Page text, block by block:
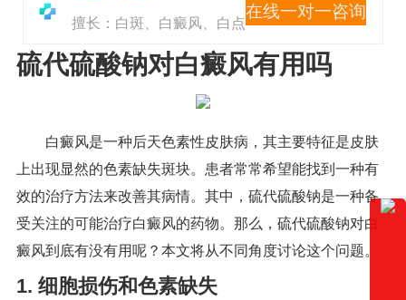
擅长：白斑、白癜风、白点
在线一对一咨询
硫代硫酸钠对白癜风有用吗
白癜风是一种后天色素性皮肤病，其主要特征是皮肤
上出现显然的色素缺失斑块。患者常常希望能找到一种有
效的治疗方法来改善其病情。其中，硫代硫酸钠是一种备
受关注的可能治疗白癜风的药物。那么，硫代硫酸钠对白
癜风到底有没有用呢？本文将从不同角度讨论这个问题。
1. 细胞损伤和色素缺失